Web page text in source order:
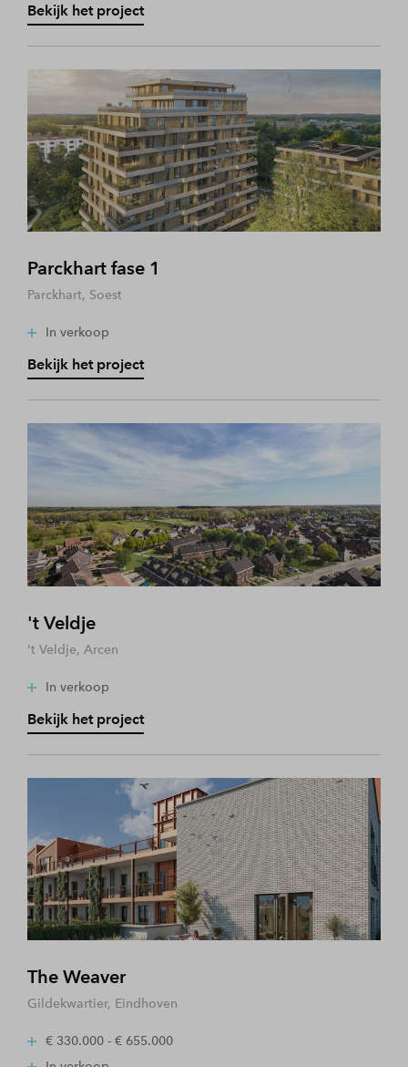
Bekijk het project
Parckhart fase 1
Parckhart, Soest
In verkoop
Bekijk het project
't Veldje
't Veldje, Arcen
In verkoop
Bekijk het project
The Weaver
Gildekwartier, Eindhoven
€ 330.000 - € 655.000